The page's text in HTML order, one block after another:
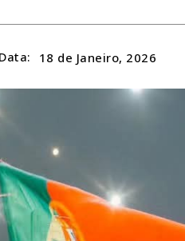
Data: 18 de Janeiro, 2026